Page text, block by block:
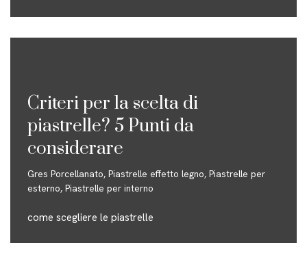
Criteri per la scelta di
piastrelle? 5 Punti da
considerare
Gres Porcellanato, Piastrelle effetto legno, Piastrelle per
esterno, Piastrelle per interno
come scegliere le piastrelle